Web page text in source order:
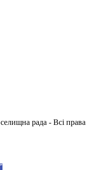
рада - Всі права